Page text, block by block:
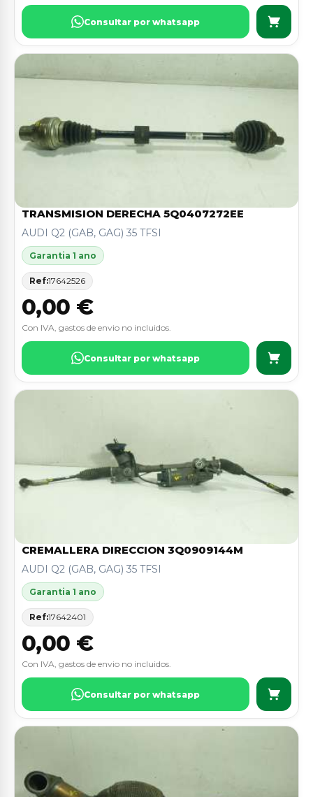
Consultar por whatsapp
TRANSMISION DERECHA 5Q0407272EE
AUDI Q2 (GAB, GAG) 35 TFSI
Garantia 1 ano
Ref:17642526
0,00 €
Con IVA, gastos de envio no incluidos.
Consultar por whatsapp
CREMALLERA DIRECCION 3Q0909144M
AUDI Q2 (GAB, GAG) 35 TFSI
Garantia 1 ano
Ref:17642401
0,00 €
Con IVA, gastos de envio no incluidos.
Consultar por whatsapp